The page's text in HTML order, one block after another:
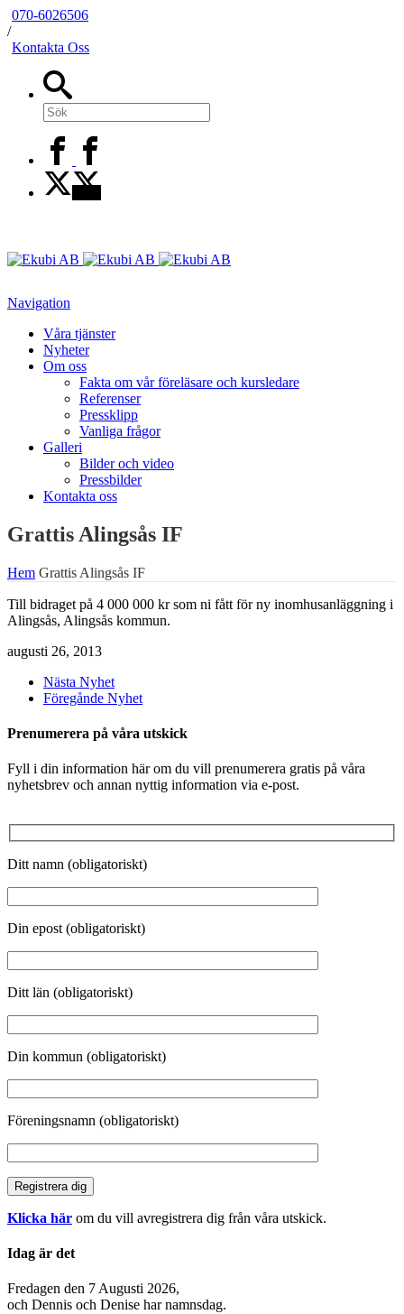
070-6026506
/
Kontakta Oss
Navigation
Våra tjänster
Nyheter
Om oss
Fakta om vår föreläsare och kursledare
Referenser
Pressklipp
Vanliga frågor
Galleri
Bilder och video
Pressbilder
Kontakta oss
Grattis Alingsås IF
Hem Grattis Alingsås IF
Till bidraget på 4 000 000 kr som ni fått för ny inomhusanläggning i
Alingsås, Alingsås kommun.
augusti 26, 2013
Nästa Nyhet
Föregånde Nyhet
Prenumerera på våra utskick
Fyll i din information här om du vill prenumerera gratis på våra
nyhetsbrev och annan nyttig information via e-post.
Ditt namn (obligatoriskt)
Din epost (obligatoriskt)
Ditt län (obligatoriskt)
Din kommun (obligatoriskt)
Föreningsnamn (obligatoriskt)
Klicka här om du vill avregistrera dig från våra utskick.
Idag är det
Fredagen den 7 Augusti 2026,
och Dennis och Denise har namnsdag.